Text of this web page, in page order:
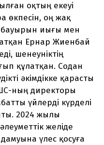
оқтың екеуі
өкпесін, оң жақ
бауырын иығы мен
атқан Ернар Жиенбай
шенеуніктің
құлатқан. Содан
әкімдікке қарасты
ның директоры
үйлерді күрделі
2024 жылы
желіде
үлес қосуға